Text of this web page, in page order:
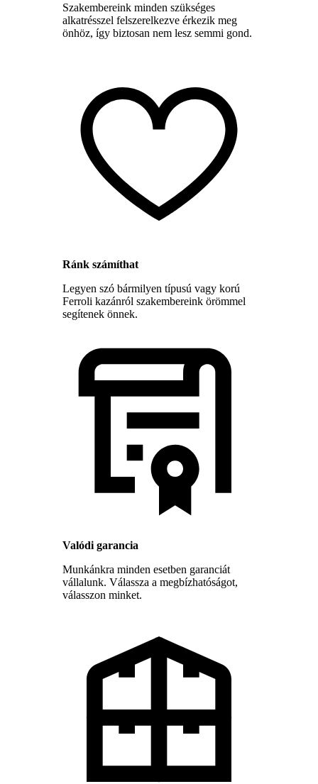
Szakembereink minden szükséges
alkatrésszel felszerelkezve érkezik meg
önhöz, így biztosan nem lesz semmi gond.
Ránk számíthat
Legyen szó bármilyen típusú vagy korú
Ferroli kazánról szakembereink örömmel
segítenek önnek.
Valódi garancia
Munkánkra minden esetben garanciát
vállalunk. Válassza a megbízhatóságot,
válasszon minket.